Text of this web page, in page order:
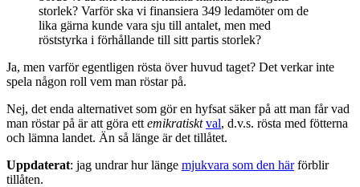
storlek? Varför ska vi finansiera 349 ledamöter om de
lika gärna kunde vara sju till antalet, men med
röststyrka i förhållande till sitt partis storlek?
Ja, men varför egentligen rösta över huvud taget? Det verkar inte
spela någon roll vem man röstar på.
Nej, det enda alternativet som gör en hyfsat säker på att man får vad
man röstar på är att göra ett emikratiskt val, d.v.s. rösta med fötterna
och lämna landet. Än så länge är det tillåtet.
Uppdaterat: jag undrar hur länge mjukvara som den härförblir
tillåten.